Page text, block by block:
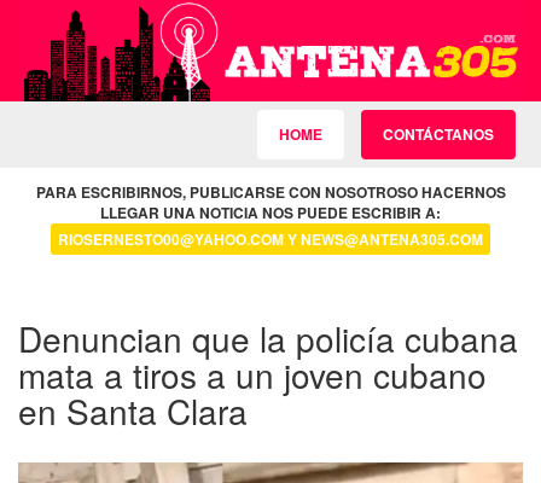
HOME CONTÁCTANOS
PARA ESCRIBIRNOS, PUBLICARSE CON NOSOTROSO HACERNOS
LLEGAR UNA NOTICIA NOS PUEDE ESCRIBIR A:
RIOSERNESTO00@YAHOO.COM Y NEWS@ANTENA305.COM
Denuncian que la policía cubana
mata a tiros a un joven cubano
en Santa Clara